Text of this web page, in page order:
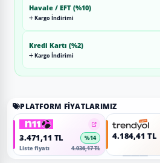
Havale / EFT (%10)
Kargo İndirimi
Kredi Kartı (%2)
Kargo İndirimi
PLATFORM FIYATLARIMIZ
3.471,11 TL
%14
Liste fiyatı
4.036,17 TL
4.184,41 TL